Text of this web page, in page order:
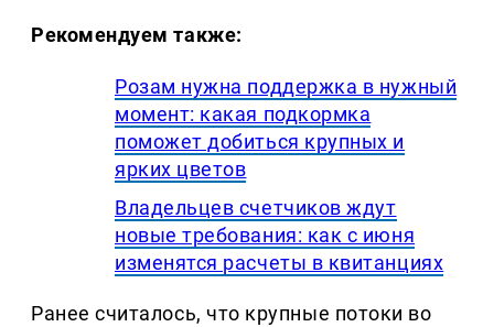
Рекомендуем также:
Розам нужна поддержка в нужный
момент: какая подкормка
поможет добиться крупных и
ярких цветов
Владельцев счетчиков ждут
новые требования: как с июня
изменятся расчеты в квитанциях
Ранее считалось, что крупные потоки во